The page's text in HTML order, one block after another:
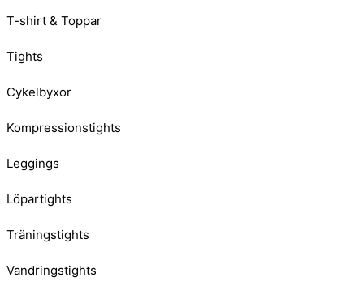
T-shirt & Toppar
Tights
Cykelbyxor
Kompressionstights
Leggings
Löpartights
Träningstights
Vandringstights